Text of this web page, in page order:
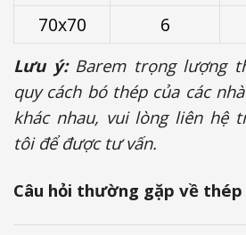
70x70
6
Lưu ý: Barem trọng lượng
quy cách bó thép của các
khác nhau, vui lòng liên hệ
tôi để được tư vấn.
Câu hỏi thường gặp về thép